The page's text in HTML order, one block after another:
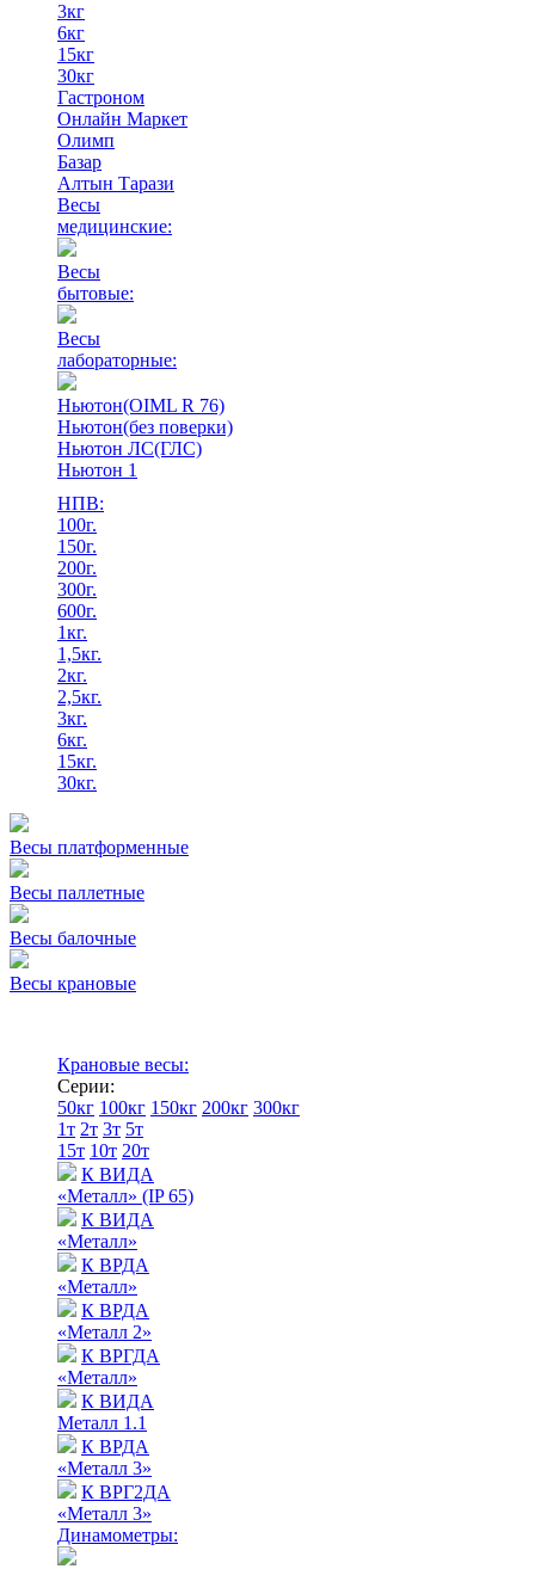
3кг
6кг
15кг
30кг
Гастроном
Онлайн Маркет
Олимп
Базар
Алтын Тарази
Весы
медицинские:
Весы
бытовые:
Весы
лабораторные:
Ньютон(OIML R 76)
Ньютон(без поверки)
Ньютон ЛС(ГЛС)
Ньютон 1
НПВ:
100г.
150г.
200г.
300г.
600г.
1кг.
1,5кг.
2кг.
2,5кг.
3кг.
6кг.
15кг.
30кг.
Весы платформенные
Весы паллетные
Весы балочные
Весы крановые
Крановые весы:
Серии:
50кг 100кг 150кг 200кг 300кг
1т 2т 3т 5т
15т 10т 20т
К ВИДА
«Металл» (IP 65)
К ВИДА
«Металл»
К ВРДА
«Металл»
К ВРДА
«Металл 2»
К ВРГДА
«Металл»
К ВИДА
Металл 1.1
К ВРДА
«Металл 3»
К ВРГ2ДА
«Металл 3»
Динамометры: